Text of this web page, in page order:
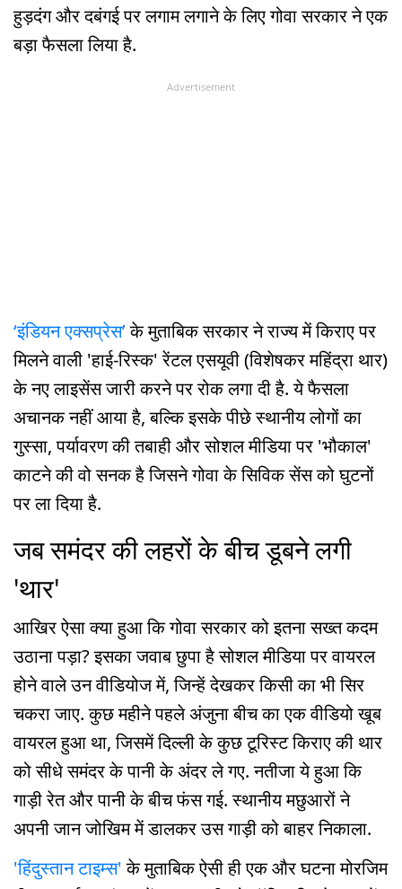
हुड़दंग और दबंगई पर लगाम लगाने के लिए गोवा सरकार ने एक
बड़ा फैसला लिया है.
Advertisement
‘इंडियन एक्सप्रेस’के मुताबिक सरकार ने राज्य में किराए पर
मिलने वाली 'हाई-रिस्क' रेंटल एसयूवी (विशेषकर महिंद्रा थार)
के नए लाइसेंस जारी करने पर रोक लगा दी है. ये फैसला
अचानक नहीं आया है, बल्कि इसके पीछे स्थानीय लोगों का
गुस्सा, पर्यावरण की तबाही और सोशल मीडिया पर 'भौकाल'
काटने की वो सनक है जिसने गोवा के सिविक सेंस को घुटनों
पर ला दिया है.
जब समंदर की लहरों के बीच डूबने लगी
'थार'
आखिर ऐसा क्या हुआ कि गोवा सरकार को इतना सख्त कदम
उठाना पड़ा? इसका जवाब छुपा है सोशल मीडिया पर वायरल
होने वाले उन वीडियोज में, जिन्हें देखकर किसी का भी सिर
चकरा जाए. कुछ महीने पहले अंजुना बीच का एक वीडियो खूब
वायरल हुआ था, जिसमें दिल्ली के कुछ टूरिस्ट किराए की थार
को सीधे समंदर के पानी के अंदर ले गए. नतीजा ये हुआ कि
गाड़ी रेत और पानी के बीच फंस गई. स्थानीय मछुआरों ने
अपनी जान जोखिम में डालकर उस गाड़ी को बाहर निकाला.
'हिंदुस्तान टाइम्स'के मुताबिक ऐसी ही एक और घटना मोरजिम